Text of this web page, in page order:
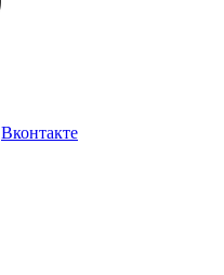
Вконтакте